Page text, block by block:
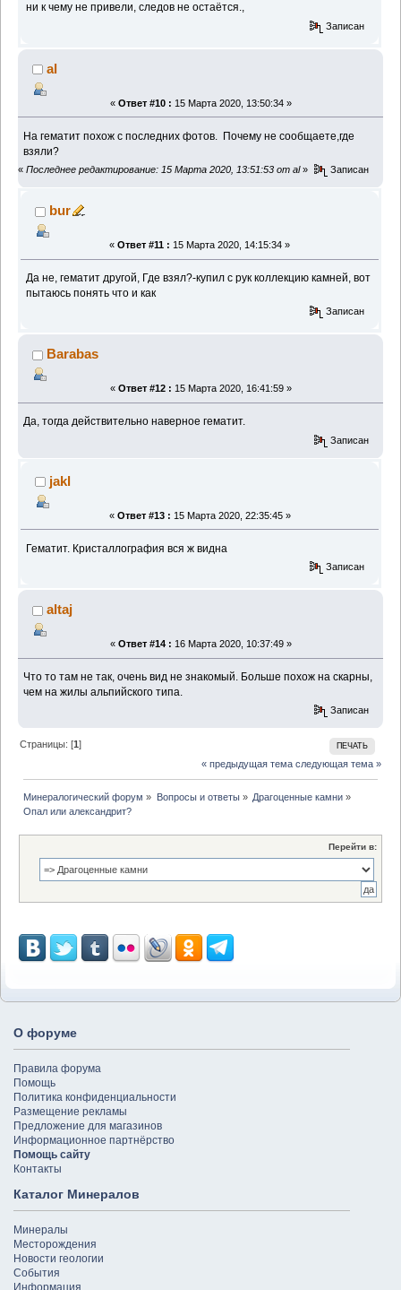
ни к чему не привели, следов не остаётся.,
Записан
al
« Ответ #10 : 15 Марта 2020, 13:50:34 »
На гематит похож с последних фотов. Почему не сообщаете,где
взяли?
« Последнее редактирование: 15 Марта 2020, 13:51:53 от al» Записан
bur
« Ответ #11 : 15 Марта 2020, 14:15:34 »
Да не, гематит другой, Где взял?-купил с рук коллекцию камней, вот
пытаюсь понять что и как
Записан
Barabas
« Ответ #12 : 15 Марта 2020, 16:41:59 »
Да, тогда действительно наверное гематит.
Записан
jakl
« Ответ #13 : 15 Марта 2020, 22:35:45 »
Гематит. Кристаллография вся ж видна
Записан
altaj
« Ответ #14 : 16 Марта 2020, 10:37:49 »
Что то там не так, очень вид не знакомый. Больше похож на скарны,
чем на жилы альпийского типа.
Записан
ПЕЧАТЬ
Страницы: [1]
« предыдущая тема следующая тема »
Минералогический форум » Вопросы и ответы» Драгоценные камни»
Опал или александрит?
Перейти в:
О форуме
Правила форума
Помощь
Политика конфиденциальности
Размещение рекламы
Предложение для магазинов
Информационное партнёрство
Помощь сайту
Контакты
Каталог Минералов
Минералы
Месторождения
Новости геологии
События
Информация